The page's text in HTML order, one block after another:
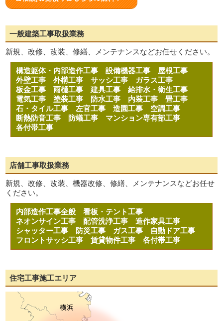
一般建築工事取扱業務
新規、改修、改装、修繕、メンテナンスなどお任せください。
構造躯体・内部造作工事設備機器工事 屋根工事
外壁工事外構工事サッシ工事 ガラス工事
板金工事雨樋工事建具工事給排水・衛生工事
電気工事塗装工事 防水工事 内装工事畳工事
石・タイル工事左官工事造園工事 空調工事
断熱防音工事
防蟻工事 マンション専有部工事
各付帯工事
店舗工事取扱業務
新規、改修、改装、機器改修、修繕、メンテナンスなどお任せ
ください。
内部造作工事全般看板・テント工事
ネオンサイン工事配管洗浄工事造作家具工事
シャッター工事
防災工事 ガス工事
自動ドア工事
フロントサッシ工事賃貸物件工事各付帯工事
住宅工事施工エリア